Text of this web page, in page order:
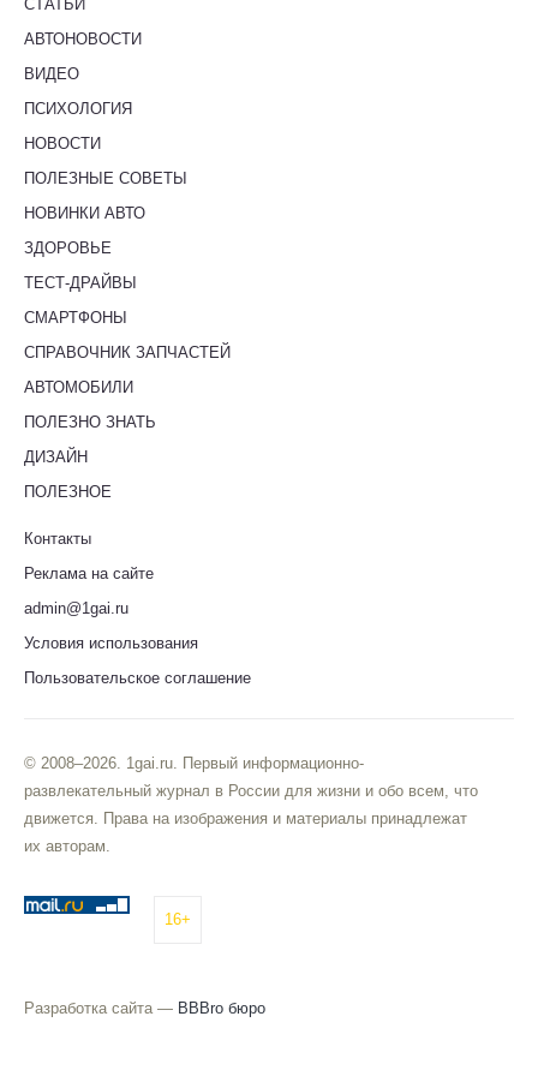
СТАТЬИ
АВТОНОВОСТИ
ВИДЕО
ПСИХОЛОГИЯ
НОВОСТИ
ПОЛЕЗНЫЕ СОВЕТЫ
НОВИНКИ АВТО
ЗДОРОВЬЕ
ТЕСТ-ДРАЙВЫ
СМАРТФОНЫ
СПРАВОЧНИК ЗАПЧАСТЕЙ
АВТОМОБИЛИ
ПОЛЕЗНО ЗНАТЬ
ДИЗАЙН
ПОЛЕЗНОЕ
Контакты
Реклама на сайте
admin@1gai.ru
Условия использования
Пользовательское соглашение
© 2008–2026. 1gai.ru. Первый информационно-
развлекательный журнал в России для жизни и обо всем, что
движется. Права на изображения и материалы принадлежат
их авторам.
16+
Разработка сайта — BBBro бюро